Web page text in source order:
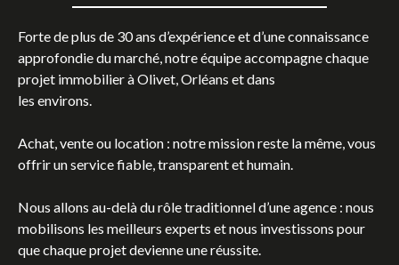
Forte de plus de 30 ans d’expérience et d’une connaissance
approfondie du marché, notre équipe accompagne chaque
projet immobilier à Olivet, Orléans et dans
les environs.
Achat, vente ou location : notre mission reste la même, vous
offrir un service fiable, transparent et humain.
Nous allons au-delà du rôle traditionnel d’une agence : nous
mobilisons les meilleurs experts et nous investissons pour
que chaque projet devienne une réussite.